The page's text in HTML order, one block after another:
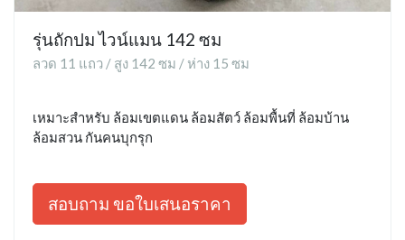
รุ่นถักปม ไวน์แมน 142 ซม
ลวด 11 แถว / สูง 142 ซม / ห่าง 15 ซม
เหมาะสำหรับ ล้อมเขตแดน ล้อมสัตว์ ล้อมพื้นที่ ล้อมบ้าน
ล้อมสวน กันคนบุกรุก
สอบถาม ขอใบเสนอราคา